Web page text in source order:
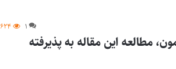
۱ ۶۲۴
مطالعه این مقاله به پذیرفته